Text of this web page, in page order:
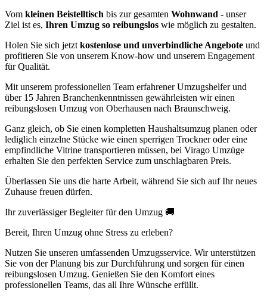
Vom kleinen Beistelltisch bis zur gesamten Wohnwand - unser
Ziel ist es, Ihren Umzug so reibungslos wie möglich zu gestalten.
Holen Sie sich jetzt kostenlose und unverbindliche Angebote und
profitieren Sie von unserem Know-how und unserem Engagement
für Qualität.
Mit unserem professionellen Team erfahrener Umzugshelfer und
über 15 Jahren Branchenkenntnissen gewährleisten wir einen
reibungslosen Umzug von Oberhausen nach Braunschweig.
Ganz gleich, ob Sie einen kompletten Haushaltsumzug planen oder
lediglich einzelne Stücke wie einen sperrigen Trockner oder eine
empfindliche Vitrine transportieren müssen, bei Virago Umzüge
erhalten Sie den perfekten Service zum unschlagbaren Preis.
Überlassen Sie uns die harte Arbeit, während Sie sich auf Ihr neues
Zuhause freuen dürfen.
Ihr zuverlässiger Begleiter für den Umzug 🚚
Bereit, Ihren Umzug ohne Stress zu erleben?
Nutzen Sie unseren umfassenden Umzugsservice. Wir unterstützen
Sie von der Planung bis zur Durchführung und sorgen für einen
reibungslosen Umzug. Genießen Sie den Komfort eines
professionellen Teams, das all Ihre Wünsche erfüllt.